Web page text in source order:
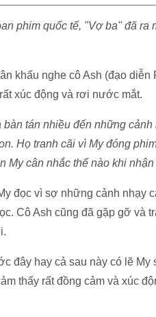
phim quốc tế, "Vợ ba" đã ra
khấu nghe cô Ash (đạo
xúc động và rơi nước mắt.
tán nhiều đến những cảnh
Họ tranh cãi vì My đóng
My cân nhắc thế nào khi
đọc vì sợ những cảnh nhạy
Cô Ash cũng đã gặp gỡ và
đây hay cả sau này có lẽ
thấy rất đồng cảm và xúc